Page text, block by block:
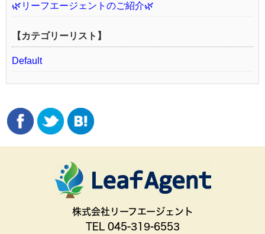
🌿リーフエージェントのご紹介🌿
【カテゴリーリスト】
Default
株式会社リーフエージェント
TEL 045-319-6553